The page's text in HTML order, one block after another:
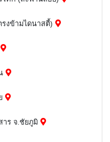
งข้ามไดนาสตี้)
าร จ.ชัยภูมิ